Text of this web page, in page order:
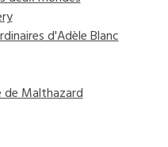
d'Adèle Blanc
Malthazard